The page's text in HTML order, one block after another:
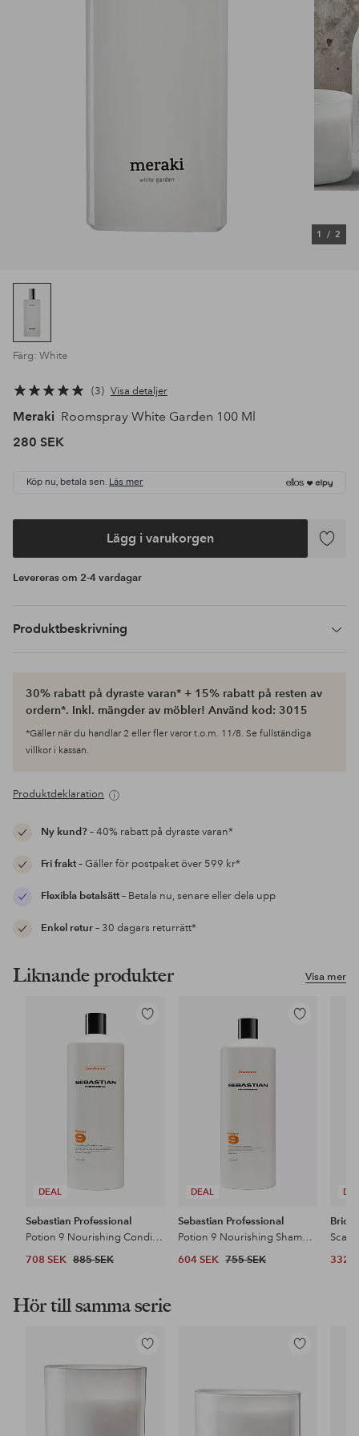
1 / 2
Färg: White
3 Visa detaljer
Meraki Roomspray White Garden 100 Ml
280 SEK
Köp nu, betala sen. Läs mer
Lägg i varukorgen
Lägg
Levereras om 2-4 vardagar
Produktbeskrivning
30% rabatt på dyraste varan* + 15% rabatt på resten av
ordern*. Inkl. mängder av möbler! Använd kod: 3015
*Gäller när du handlar 2 eller fler varor t.o.m. 11/8. Se fullständiga
villkor i kassan.
Produktdeklaration
Ny kund?– 40% rabatt på dyraste varan*
Fri frakt– Gäller för postpaket över 599 kr*
Flexibla betalsätt– Betala nu, senare eller dela upp
Enkel retur– 30 dagars returrätt*
Visa mer
Liknande produkter
DEAL
Lägg
Sebastian Professional
Potion 9 Nourishing Conditioner
708 SEK 885 SEK
DEAL
Lägg
Sebastian Professional
Potion 9 Nourishing Shampoo
604 SEK 755 SEK 332
Hör till samma serie
Lägg
till
Lägg
favoriter